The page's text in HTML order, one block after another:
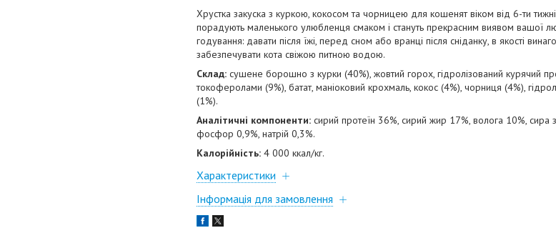
Хрустка закуска з куркою, кокосом та чорницею для кошенят віком від 6-ти
порадують маленького улюбленця смаком і стануть прекрасним виявом вашої
годування: давати після їжі, перед сном або вранці після сніданку, в якості
забезпечувати кота свіжою питною водою.
Склад: сушене борошно з курки (40%), жовтий горох, гідролізований курячий
токоферолами (9%), батат, маніоковий крохмаль, кокос (4%), чорниця (4%),
(1%).
Аналітичні компоненти: сирий протеїн 36%, сирий жир 17%, волога 10%, сира
фосфор 0,9%, натрій 0,3%.
Калорійність: 4 000 ккал/кг.
Характеристики
Інформація для замовлення